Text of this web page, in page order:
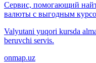
Сервис, помогающий
валюты с выгодным
Valyutani yuqori kursda
beruvchi servis.
onmap.uz